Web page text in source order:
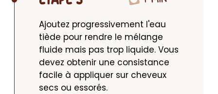
Ajoutez progressivement l'eau
tiède pour rendre le mélange
fluide mais pas trop liquide. Vous
devez obtenir une consistance
facile à appliquer sur cheveux
secs ou essorés.